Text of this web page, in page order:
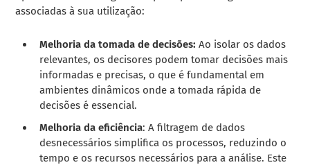
associadas à sua utilização:
Melhoria da tomada de decisões: Ao isolar os dados
relevantes, os decisores podem tomar decisões mais
informadas e precisas, o que é fundamental em
ambientes dinâmicos onde a tomada rápida de
decisões é essencial.
Melhoria da eficiência: A filtragem de dados
desnecessários simplifica os processos, reduzindo o
tempo e os recursos necessários para a análise. Este